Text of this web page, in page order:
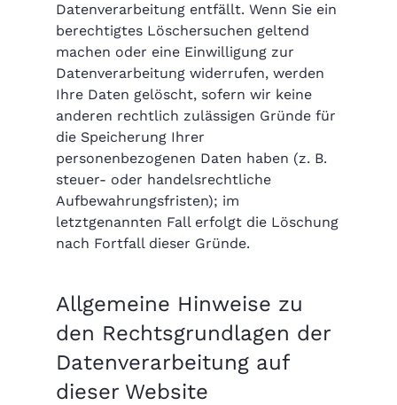
Datenverarbeitung entfällt. Wenn Sie ein
berechtigtes Löschersuchen geltend
machen oder eine Einwilligung zur
Datenverarbeitung widerrufen, werden
Ihre Daten gelöscht, sofern wir keine
anderen rechtlich zulässigen Gründe für
die Speicherung Ihrer
personenbezogenen Daten haben (z. B.
steuer- oder handelsrechtliche
Aufbewahrungsfristen); im
letztgenannten Fall erfolgt die Löschung
nach Fortfall dieser Gründe.
Allgemeine Hinweise zu
den Rechtsgrundlagen der
Datenverarbeitung auf
dieser Website